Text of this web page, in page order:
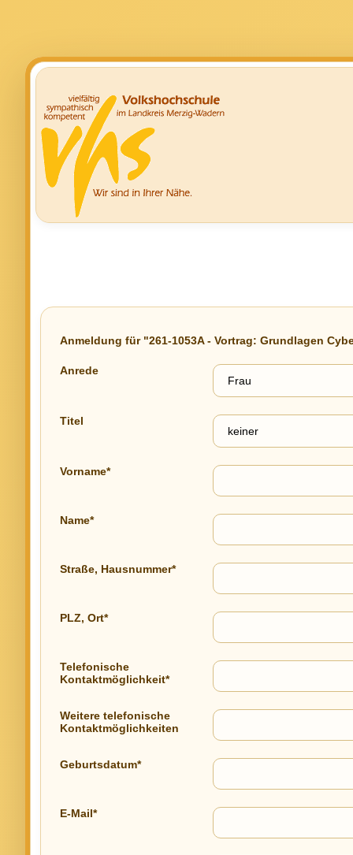
Anmeldung für "261-1053A - Vortrag: Grundlagen
Anrede
Titel
Vorname*
Name*
Straße, Hausnummer*
PLZ, Ort*
Telefonische
Kontaktmöglichkeit*
Weitere telefonische
Kontaktmöglichkeiten
Geburtsdatum*
E-Mail*